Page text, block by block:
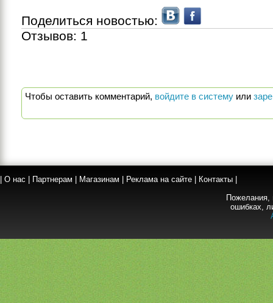
Поделиться новостью:
Отзывов: 1
Чтобы оставить комментарий, войдите в систему или
О нас Партнерам Магазинам Реклама на сайте Контакты
Пожелания,
ошибках,